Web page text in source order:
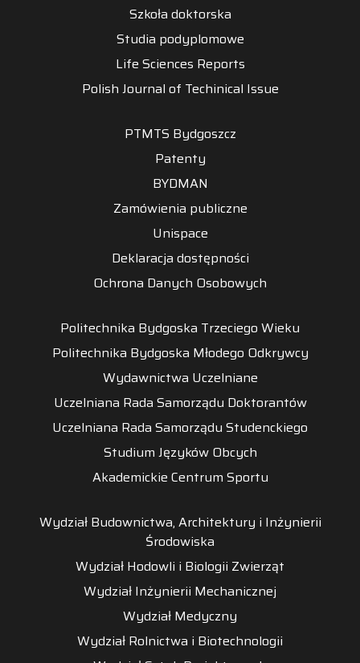
Szkoła doktorska
Studia podyplomowe
Life Sciences Reports
Polish Journal of Techinical Issue
PTMTS Bydgoszcz
Patenty
BYDMAN
Zamówienia publiczne
Unispace
Deklaracja dostępności
Ochrona Danych Osobowych
Politechnika Bydgoska Trzeciego Wieku
Politechnika Bydgoska Młodego Odkrywcy
Wydawnictwa Uczelniane
Uczelniana Rada Samorządu Doktorantów
Uczelniana Rada Samorządu Studenckiego
Studium Języków Obcych
Akademickie Centrum Sportu
Wydział Budownictwa, Architektury i Inżynierii
Środowiska
Wydział Hodowli i Biologii Zwierząt
Wydział Inżynierii Mechanicznej
Wydział Medyczny
Wydział Rolnictwa i Biotechnologii